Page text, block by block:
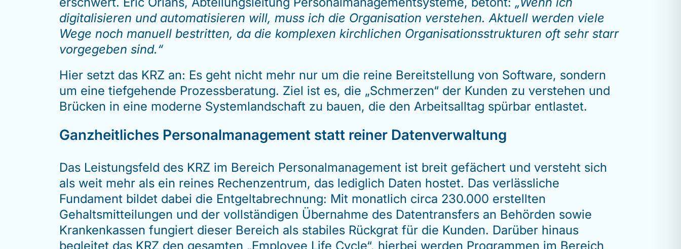
digitalisieren und automatisieren will, muss ich die Organisation verstehen. Aktuell werden viele
Wege noch manuell bestritten, da die komplexen kirchlichen Organisationsstrukturen oft sehr starr
vorgegeben sind.“
Hier setzt das KRZ an: Es geht nicht mehr nur um die reine Bereitstellung von Software, sondern
um eine tiefgehende Prozessberatung. Ziel ist es, die „Schmerzen“ der Kunden zu verstehen und
Brücken in eine moderne Systemlandschaft zu bauen, die den Arbeitsalltag spürbar entlastet.
Ganzheitliches Personalmanagement statt reiner Datenverwaltung
Das Leistungsfeld des KRZ im Bereich Personalmanagement ist breit gefächert und versteht sich
als weit mehr als ein reines Rechenzentrum, das lediglich Daten hostet. Das verlässliche
Fundament bildet dabei die Entgeltabrechnung: Mit monatlich circa 230.000 erstellten
Gehaltsmitteilungen und der vollständigen Übernahme des Datentransfers an Behörden sowie
Krankenkassen fungiert dieser Bereich als stabiles Rückgrat für die Kunden. Darüber hinaus
begleitet das KRZ den gesamten „Employee Life Cycle“, hierbei werden Programmen im Bereich